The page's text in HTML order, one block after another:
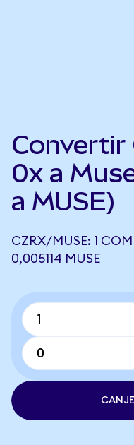
Convertir
0x a
a MUSE)
CZRX/MUSE: 1
0,005114 MUSE